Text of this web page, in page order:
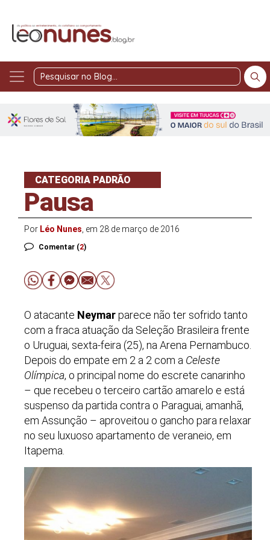
Pesquisar
Blog
CATEGORIA PADRÃO
Pausa
Por Léo Nunes , em 28 de março de 2016
Comentar (2)
O atacante Neymarparece não ter sofrido tanto
com a fraca atuação da Seleção Brasileira frente
o Uruguai, sexta-feira (25), na Arena Pernambuco.
Depois do empate em 2 a 2 com a Celeste
Olímpica, o principal nome do escrete canarinho
– que recebeu o terceiro cartão amarelo e está
suspenso da partida contra o Paraguai, amanhã,
em Assunção – aproveitou o gancho para relaxar
no seu luxuoso apartamento de veraneio, em
Itapema.